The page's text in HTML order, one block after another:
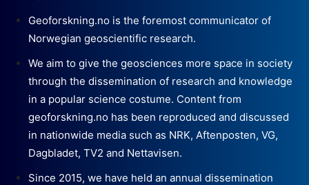
Geoforskning.no is the foremost communicator of
Norwegian geoscientific research.
We aim to give the geosciences more space in society
through the dissemination of research and knowledge
in a popular science costume. Content from
geoforskning.no has been reproduced and discussed
in nationwide media such as NRK, Aftenposten, VG,
Dagbladet, TV2 and Nettavisen.
Since 2015, we have held an annual dissemination